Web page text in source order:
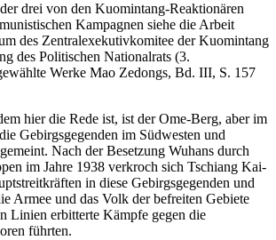
drei von den Kuomintang-Reaktionären
Kampagnen siehe die Arbeit
des Zentralexekutivkomitee der Kuomintang
des Politischen Nationalrats (3.
Werke Mao Zedongs, Bd. III, S. 157
hier die Rede ist, ist der Ome-Berg, aber im
Gebirgsgegenden im Südwesten und
Nach der Besetzung Wuhans durch
im Jahre 1938 verkroch sich Tschiang Kai-
in diese Gebirgsgegenden und
Armee und das Volk der befreiten Gebiete
Linien erbitterte Kämpfe gegen die
führten.